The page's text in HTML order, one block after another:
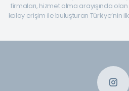
firmaları, hizmet alma arayışında olan
kolay erişim ile buluşturan Türkiye’nin